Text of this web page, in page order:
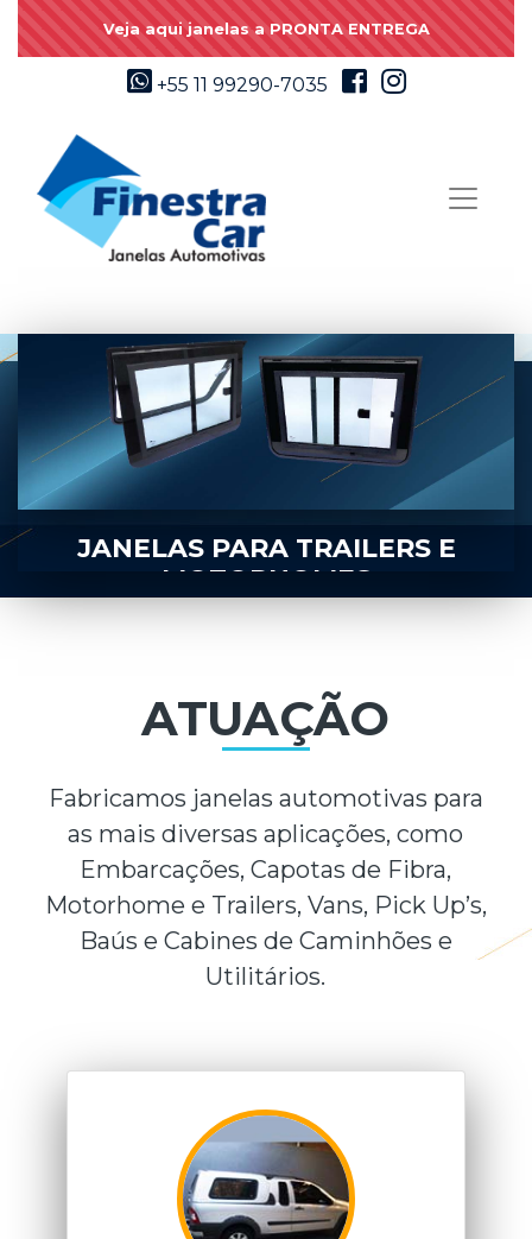
Veja aqui janelas a PRONTA ENTREGA
+55 11 99290-7035
JANELAS PARA EMBARCAÇÕES
ATUAÇÃO
Fabricamos janelas automotivas para
as mais diversas aplicações, como
Embarcações, Capotas de Fibra,
Motorhome e Trailers, Vans, Pick Up’s,
Baús e Cabines de Caminhões e
Utilitários.